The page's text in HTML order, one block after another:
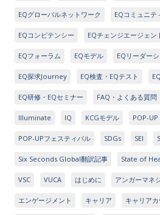
EQグローバルネットワーク EQコミュニテ
EQコンピテンシー EQチェンジエージェン
EQフォーラム EQモデル EQリーダー
EQ探求Journey EQ検査・EQテスト
EQ研修・EQセミナー FAQ・よくある質問
Illuminate IQ KCGモデル POP-
POP-UPフェスティバル SDGs SEI
Six Seconds Global翻訳記事 State of
VSC VUCA はじめに アンガーマネ
エンゲージメント キャリア キャリア